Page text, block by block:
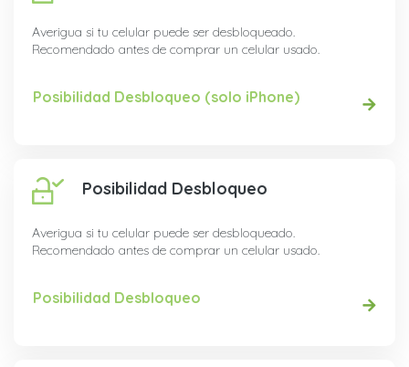
Averigua si tu celular puede ser desbloqueado.
Recomendado antes de comprar un celular usado.
Posibilidad Desbloqueo (solo iPhone)
Posibilidad Desbloqueo
Averigua si tu celular puede ser desbloqueado.
Recomendado antes de comprar un celular usado.
Posibilidad Desbloqueo